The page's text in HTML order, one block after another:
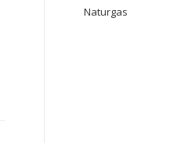
Naturgas